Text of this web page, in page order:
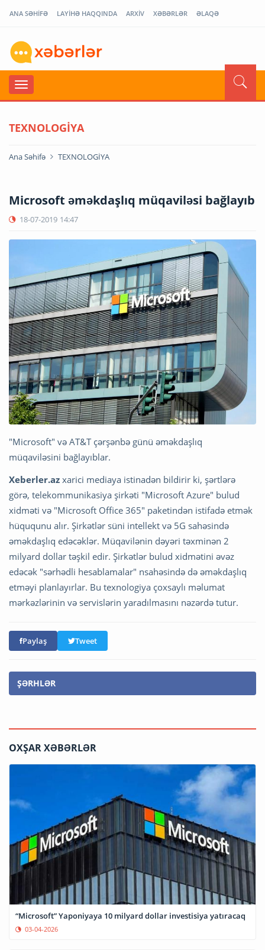
ANA SƏHİFƏ LAYİHƏ HAQQINDA ARXİV XƏBƏRLƏR ƏLAQƏ
TEXNOLOGİYA
Ana Səhifə TEXNOLOGİYA
Microsoft əməkdaşlıq müqaviləsi bağlayıb
18-07-2019 14:47
"Microsoft" və AT&T çərşənbə günü əməkdaşlıq
müqaviləsini bağlayıblar.
Xeberler.az xarici mediaya istinadən bildirir ki, şərtlərə
görə, telekommunikasiya şirkəti "Microsoft Azure" bulud
xidməti və "Microsoft Office 365" paketindən istifadə etmək
hüququnu alır. Şirkətlər süni intellekt və 5G sahəsində
əməkdaşlıq edəcəklər. Müqavilənin dəyəri təxminən 2
milyard dollar təşkil edir. Şirkətlər bulud xidmətini əvəz
edəcək "sərhədli hesablamalar" nsahəsində də əməkdaşlıq
etməyi planlayırlar. Bu texnologiya çoxsaylı məlumat
mərkəzlərinin və servislərin yaradılmasını nəzərdə tutur.
Paylaş Tweet
ŞƏRHLƏR
OXŞAR XƏBƏRLƏR
“Microsoft” Yaponiyaya 10 milyard dollar investisiya yatıracaq
03-04-2026